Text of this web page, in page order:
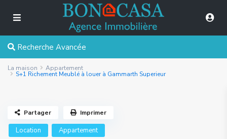
Recherche Avancée
La maison Appartement
S+1 Richement Meublé à louer à Gammarth Superieur
Location Appartement
Partager Imprimer